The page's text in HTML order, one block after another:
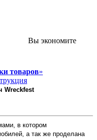
Вы экономите
товаров»
Wreckfest
в котором
а так же проделана